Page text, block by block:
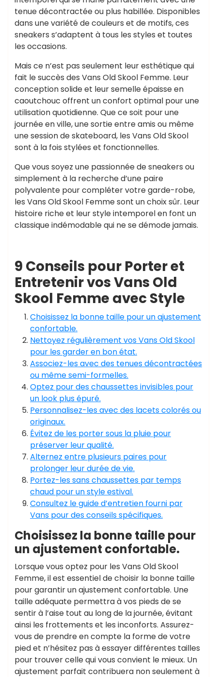
tenue décontractée ou plus habillée. Disponibles
dans une variété de couleurs et de motifs, ces
sneakers s’adaptent à tous les styles et toutes
les occasions.
Mais ce n’est pas seulement leur esthétique qui
fait le succès des Vans Old Skool Femme. Leur
conception solide et leur semelle épaisse en
caoutchouc offrent un confort optimal pour une
utilisation quotidienne. Que ce soit pour une
journée en ville, une sortie entre amis ou même
une session de skateboard, les Vans Old Skool
sont à la fois stylées et fonctionnelles.
Que vous soyez une passionnée de sneakers ou
simplement à la recherche d’une paire
polyvalente pour compléter votre garde-robe,
les Vans Old Skool Femme sont un choix sûr. Leur
histoire riche et leur style intemporel en font un
classique indémodable qui ne se démode jamais.
9 Conseils pour Porter et
Entretenir vos Vans Old
Skool Femme avec Style
Choisissez la bonne taille pour un ajustement
confortable.
Nettoyez régulièrement vos Vans Old Skool
pour les garder en bon état.
Associez-les avec des tenues décontractées
ou même semi-formelles.
Optez pour des chaussettes invisibles pour
un look plus épuré.
Personnalisez-les avec des lacets colorés ou
originaux.
Évitez de les porter sous la pluie pour
préserver leur qualité.
Alternez entre plusieurs paires pour
prolonger leur durée de vie.
Portez-les sans chaussettes par temps
chaud pour un style estival.
Consultez le guide d’entretien fourni par
Vans pour des conseils spécifiques.
Choisissez la bonne taille pour
un ajustement confortable.
Lorsque vous optez pour les Vans Old Skool
Femme, il est essentiel de choisir la bonne taille
pour garantir un ajustement confortable. Une
taille adéquate permettra à vos pieds de se
sentir à l’aise tout au long de la journée, évitant
ainsi les frottements et les inconforts. Assurez-
vous de prendre en compte la forme de votre
pied et n’hésitez pas à essayer différentes tailles
pour trouver celle qui vous convient le mieux. Un
ajustement parfait contribuera non seulement à